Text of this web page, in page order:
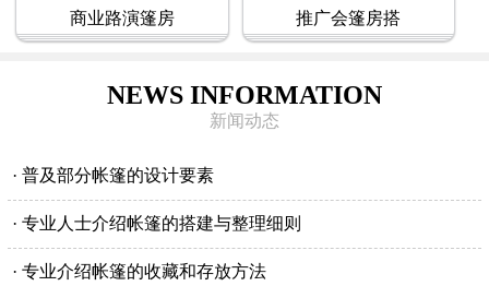
商业路演篷房 推广会篷房搭
NEWS INFORMATION
新闻动态
· 普及部分帐篷的设计要素
· 专业人士介绍帐篷的搭建与整理细则
· 专业介绍帐篷的收藏和存放方法